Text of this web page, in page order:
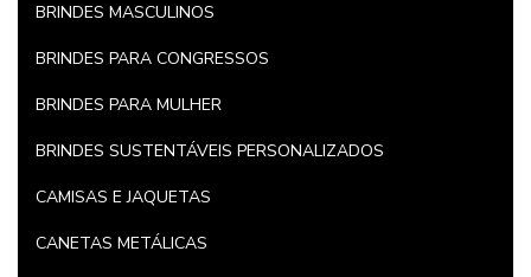
BRINDES MASCULINOS
BRINDES PARA CONGRESSOS
BRINDES PARA MULHER
BRINDES SUSTENTÁVEIS PERSONALIZADOS
CAMISAS E JAQUETAS
CANETAS METÁLICAS